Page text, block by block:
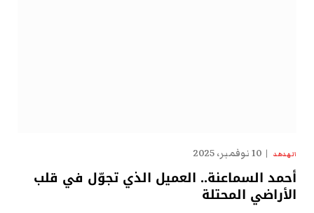
الهدهد 10 نوفمبر، 2025
أحمد السماعنة.. العميل الذي تجوّل في قلب
الأراضي المحتلة